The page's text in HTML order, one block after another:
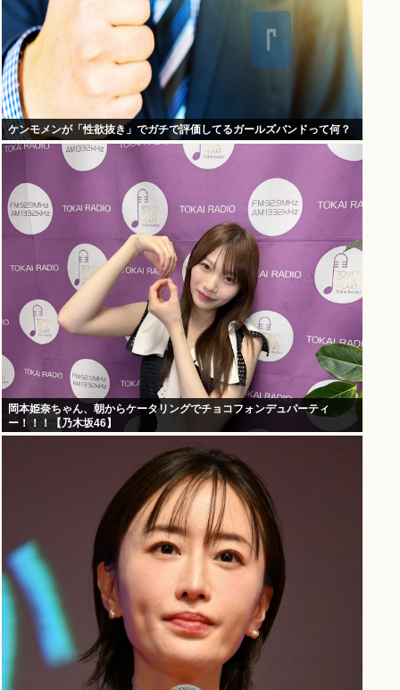
ケンモメンが「性欲抜き」でガチで評価してるガールズバンドって何？
岡本姫奈ちゃん、朝からケータリングでチョコフォンデュパーティ
ー！！！【乃木坂46】